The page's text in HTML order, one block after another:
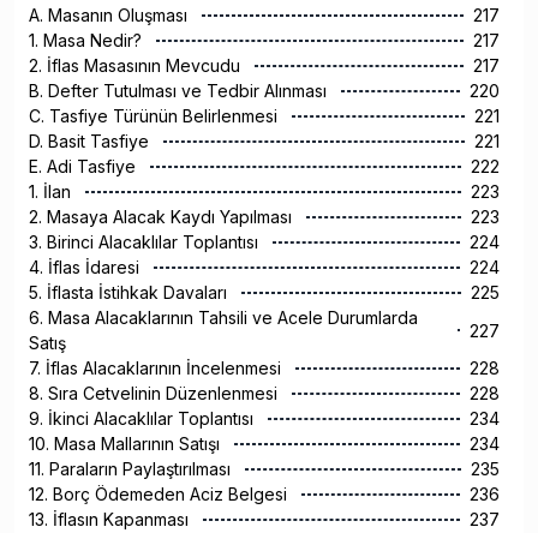
A. Masanın Oluşması
217
1. Masa Nedir?
217
2. İflas Masasının Mevcudu
217
B. Defter Tutulması ve Tedbir Alınması
220
C. Tasfiye Türünün Belirlenmesi
221
D. Basit Tasfiye
221
E. Adi Tasfiye
222
1. İlan
223
2. Masaya Alacak Kaydı Yapılması
223
3. Birinci Alacaklılar Toplantısı
224
4. İflas İdaresi
224
5. İflasta İstihkak Davaları
225
6. Masa Alacaklarının Tahsili ve Acele Durumlarda
Satış
227
7. İflas Alacaklarının İncelenmesi
228
8. Sıra Cetvelinin Düzenlenmesi
228
9. İkinci Alacaklılar Toplantısı
234
10. Masa Mallarının Satışı
234
11. Paraların Paylaştırılması
235
12. Borç Ödemeden Aciz Belgesi
236
13. İflasın Kapanması
237